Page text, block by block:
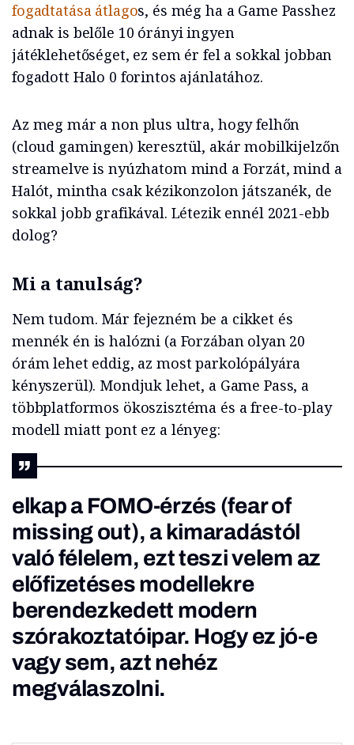
fogadtatása átlagos, és még ha a Game Passhez
adnak is belőle 10 órányi ingyen
játéklehetőséget, ez sem ér fel a sokkal jobban
fogadott Halo 0 forintos ajánlatához.
Az meg már a non plus ultra, hogy felhőn
(cloud gamingen) keresztül, akár mobilkijelzőn
streamelve is nyúzhatom mind a Forzát, mind a
Halót, mintha csak kézikonzolon játszanék, de
sokkal jobb grafikával. Létezik ennél 2021-ebb
dolog?
Mi a tanulság?
Nem tudom. Már fejezném be a cikket és
mennék én is halózni (a Forzában olyan 20
órám lehet eddig, az most parkolópályára
kényszerül). Mondjuk lehet, a Game Pass, a
többplatformos ökoszisztéma és a free-to-play
modell miatt pont ez a lényeg:
elkap a FOMO-érzés (fear of
missing out), a kimaradástól
való félelem, ezt teszi velem az
előfizetéses modellekre
berendezkedett modern
szórakoztatóipar. Hogy ez jó-e
vagy sem, azt nehéz
megválaszolni.